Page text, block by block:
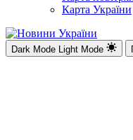
Карта України
Dark Mode Light Mode